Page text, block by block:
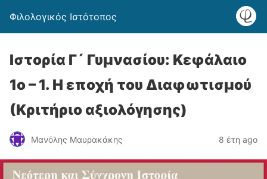
Φιλολογικός Ιστότοπος
Ιστορία Γ´ Γυμνασίου: Κεφάλαιο
1ο – 1. Η εποχή του Διαφωτισμού
(Κριτήριο αξιολόγησης)
Μανόλης Μαυρακάκης 8 έτη ago